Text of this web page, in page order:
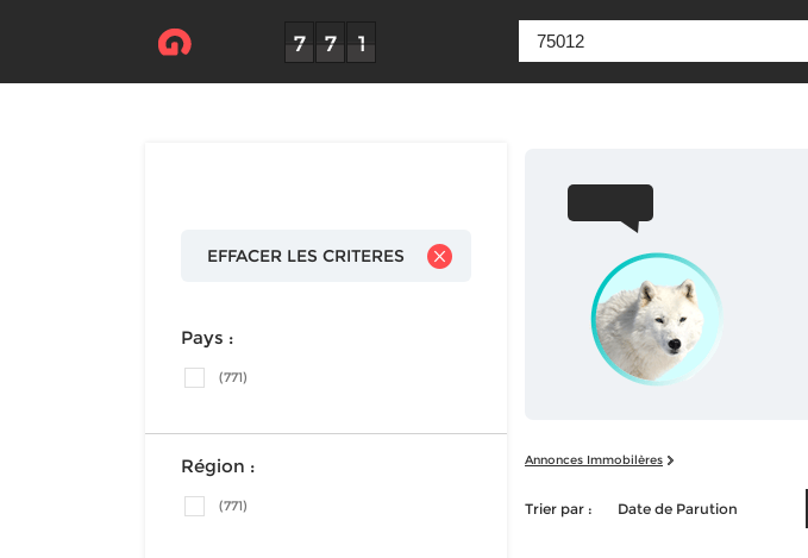
EFFACER LES CRITERES
Pays :
(771)
Région :
(771)
Annonces Immobilères
Trier par : Date de Parution